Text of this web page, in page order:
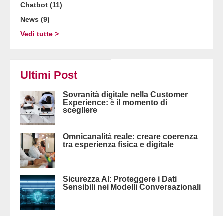
Chatbot (11)
News (9)
Vedi tutte >
Ultimi Post
Sovranità digitale nella Customer
Experience: è il momento di
scegliere
Omnicanalità reale: creare coerenza
tra esperienza fisica e digitale
Sicurezza AI: Proteggere i Dati
Sensibili nei Modelli Conversazionali